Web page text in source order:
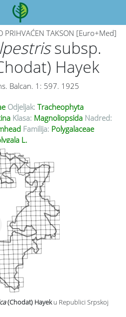
PRIHVAĆEN TAKSON [Euro+Med]
subsp.
Hayek
Balcan. 1: 597. 1925
Odjeljak: Tracheophyta
Klasa: Magnoliopsida Nadred:
Familija: Polygalaceae
L.
(Chodat) Hayek u Republici Srpskoj